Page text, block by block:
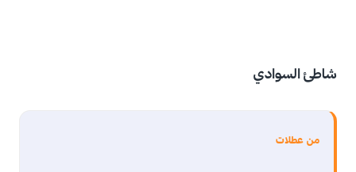
شاطئ السوادي
من عطلات